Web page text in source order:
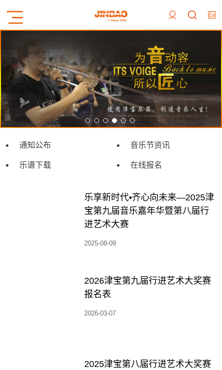
通知公布 音乐节资讯
乐谱下载 在线报名
乐享新时代•齐心向未来—2025津
宝第九届音乐嘉年华暨第八届行
进艺术大赛
2025-08-09
2026津宝第九届行进艺术大奖赛
报名表
2026-03-07
2025津宝第八届行进艺术大奖赛